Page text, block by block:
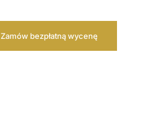
Zamów bezpłatną wycenę